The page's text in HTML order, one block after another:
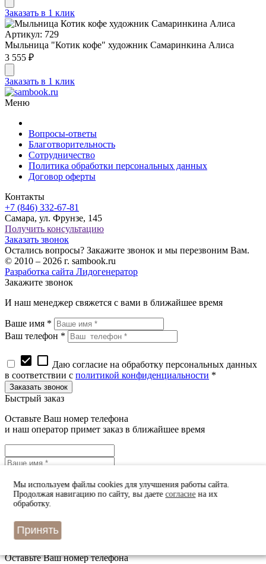
Заказать в 1 клик
Артикул: 729
Мыльница "Котик кофе" художник Самаринкина Алиса
3 555 ₽
Заказать в 1 клик
Меню
Вопросы-ответы
Благотворительность
Сотрудничество
Политика обработки персональных данных
Договор оферты
Контакты
+7 (846) 332-67-81
Самара, ул. Фрунзе, 145
Получить консультацию
Заказать звонок
Остались вопросы? Закажите звонок и мы перезвоним Вам.
© 2010 – 2026 г. sambook.ru
Разработка сайта Лидогенератор
Закажите звонок
И наш менеджер свяжется с вами в ближайшее время
Ваше имя *
Ваш телефон *
check_box check_box_outline_blank Даю согласие на обработку персональных данных
в соответствии с политикой конфиденциальности *
Быстрый заказ
Оставьте Ваш номер телефона
и наш оператор примет заказ в ближайшее время
check_boxcheck_box_outline_blankДаю согласие на обработку персональных данных
Узнать цену
Оставьте Ваш номер телефона
Мы используем файлы cookies для улучшения работы сайта.
Продолжая навигацию по сайту, вы даетесогласиена их
обработку.
Принять